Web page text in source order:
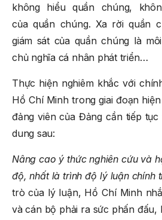
không hiểu quần chúng,
của quần chúng. Xa rời quần
giám sát của quần chúng là
chủ nghĩa cá nhân phát triển…
Thực hiện nghiêm khắc với
Hồ Chí Minh trong giai đoạn
đảng viên của Đảng cần tiếp
dung sau:
Nâng cao ý thức nghiên cứu và
độ, nhất là trình độ lý luận chính
trò của lý luận, Hồ Chí Minh
và cán bộ phải ra sức phấn đấu,